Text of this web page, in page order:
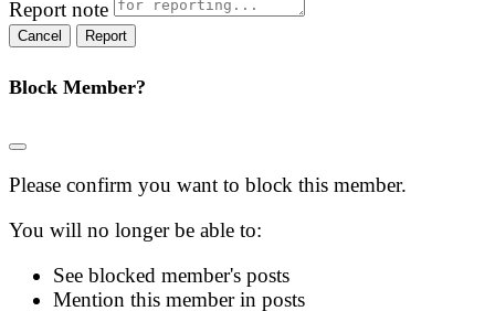
Report note
Report
Block Member?
Please confirm you want to block this member.
You will no longer be able to:
See blocked member's posts
Mention this member in posts